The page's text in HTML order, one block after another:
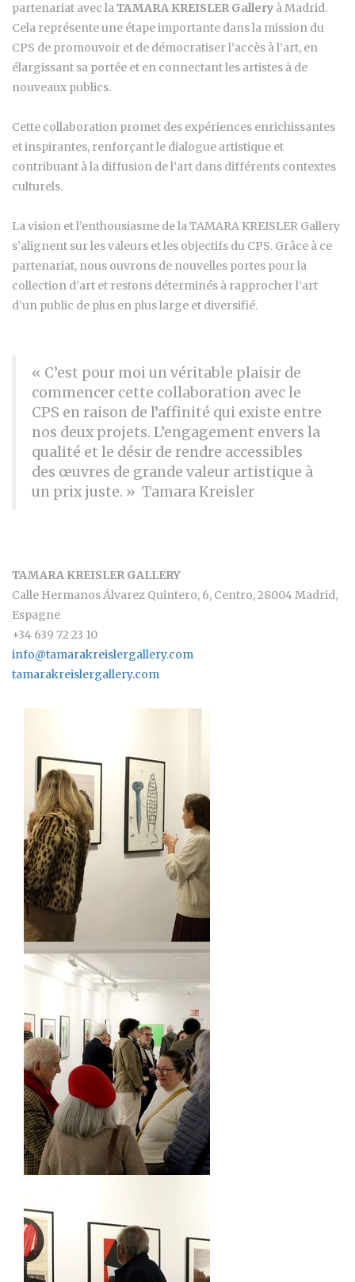
partenariat avec laTAMARA KREISLER Gallery à Madrid.
Cela représente une étape importante dans la mission du
CPS de promouvoir et de démocratiser l’accès à l’art, en
élargissant sa portée et en connectant les artistes à de
nouveaux publics.
Cette collaboration promet des expériences enrichissantes
et inspirantes, renforçant le dialogue artistique et
contribuant à la diffusion de l’art dans différents contextes
culturels.
La vision et l’enthousiasme de la TAMARA KREISLER Gallery
s’alignent sur les valeurs et les objectifs du CPS. Grâce à ce
partenariat, nous ouvrons de nouvelles portes pour la
collection d’art et restons déterminés à rapprocher l’art
d’un public de plus en plus large et diversifié.
« C’est pour moi un véritable plaisir de
commencer cette collaboration avec le
CPS en raison de l’affinité qui existe entre
nos deux projets. L’engagement envers la
qualité et le désir de rendre accessibles
des œuvres de grande valeur artistique à
un prix juste. » Tamara Kreisler
TAMARA KREISLER GALLERY
Calle Hermanos Álvarez Quintero, 6, Centro, 28004 Madrid,
Espagne
+34 639 72 23 10
info@tamarakreislergallery.com
tamarakreislergallery.com